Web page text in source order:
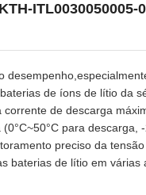
ITL0030050005-
de íons de lítio da
de descarga
para descarga, -
preciso da
baterias de lítio em várias